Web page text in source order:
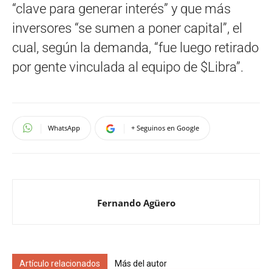
“clave para generar interés” y que más
inversores “se sumen a poner capital”, el
cual, según la demanda, “fue luego retirado
por gente vinculada al equipo de $Libra”.
WhatsApp + Seguinos en Google
Fernando Agüero
Artículo relacionados Más del autor